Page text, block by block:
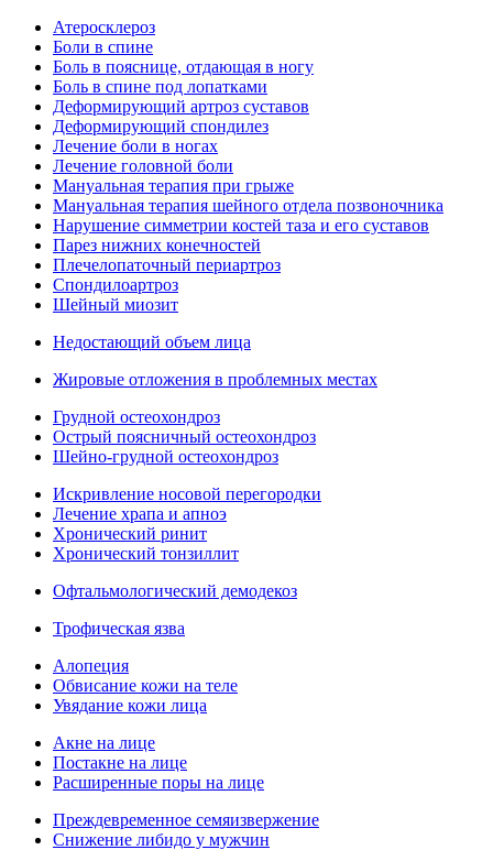
Атеросклероз
Боли в спине
Боль в пояснице, отдающая в ногу
Боль в спине под лопатками
Деформирующий артроз суставов
Деформирующий спондилез
Лечение боли в ногах
Лечение головной боли
Мануальная терапия при грыже
Мануальная терапия шейного отдела позвоночника
Нарушение симметрии костей таза и его суставов
Парез нижних конечностей
Плечелопаточный периартроз
Спондилоартроз
Шейный миозит
Недостающий объем лица
Жировые отложения в проблемных местах
Грудной остеохондроз
Острый поясничный остеохондроз
Шейно-грудной остеохондроз
Искривление носовой перегородки
Лечение храпа и апноэ
Хронический ринит
Хронический тонзиллит
Офтальмологический демодекоз
Трофическая язва
Алопеция
Обвисание кожи на теле
Увядание кожи лица
Акне на лице
Постакне на лице
Расширенные поры на лице
Преждевременное семяизвержение
Снижение либидо у мужчин